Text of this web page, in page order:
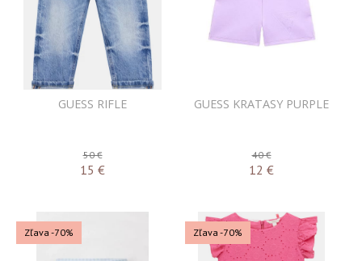
GUESS RIFLE
50 €
15 €
GUESS KRATASY PURPLE
40 €
12 €
Zľava -70% Zľava -70%